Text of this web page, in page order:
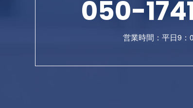
050-
営業時間：平日9：